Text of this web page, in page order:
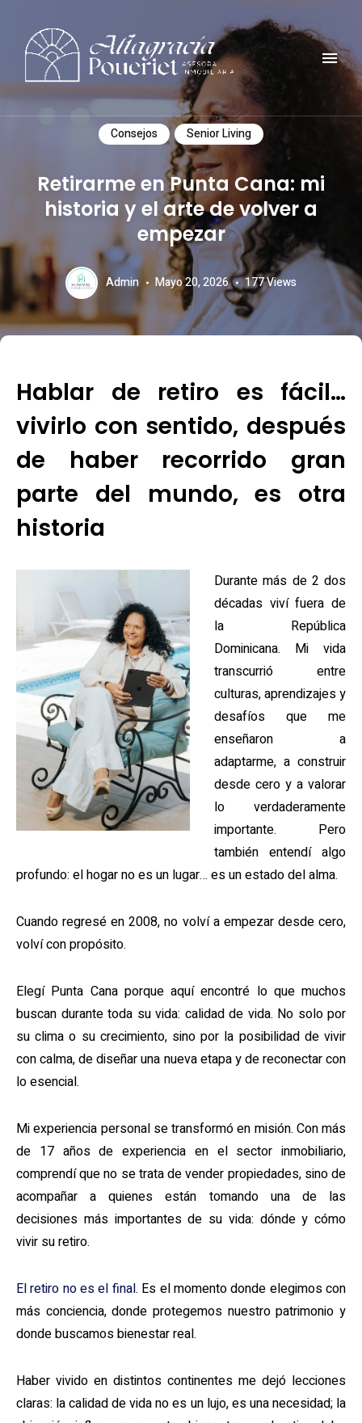
ALTAGRACIA POUERIET
Comunidad, turismo, arte, desarrollo reflexiones y mucho mas
Consejos Senior Living
Retirarme en Punta Cana: mi
historia y el arte de volver a
empezar
Admin Mayo 20, 2026 177Views
Hablar de retiro es fácil…
vivirlo con sentido, después
de haber recorrido gran
parte del mundo, es otra
historia
Durante más de 2 dos
décadas viví fuera de
la República
Dominicana. Mi vida
transcurrió entre
culturas, aprendizajes y
desafíos que me
enseñaron a
adaptarme, a construir
desde cero y a valorar
lo verdaderamente
importante. Pero
también entendí algo
profundo: el hogar no es un lugar… es un estado del alma.
Cuando regresé en 2008, no volví a empezar desde cero,
volví con propósito.
Elegí Punta Cana porque aquí encontré lo que muchos
buscan durante toda su vida: calidad de vida. No solo por
su clima o su crecimiento, sino por la posibilidad de vivir
con calma, de diseñar una nueva etapa y de reconectar con
lo esencial.
Mi experiencia personal se transformó en misión. Con más
de 17 años de experiencia en el sector inmobiliario,
comprendí que no se trata de vender propiedades, sino de
acompañar a quienes están tomando una de las
decisiones más importantes de su vida: dónde y cómo
vivir su retiro.
El retiro no es el final. Es el momento donde elegimos con
más conciencia, donde protegemos nuestro patrimonio y
donde buscamos bienestar real.
Haber vivido en distintos continentes me dejó lecciones
claras: la calidad de vida no es un lujo, es una necesidad; la